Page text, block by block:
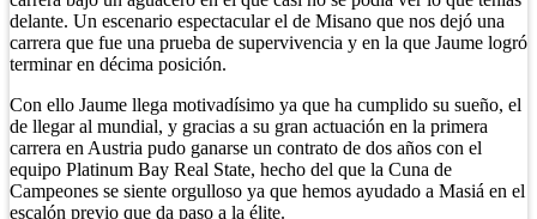
delante. Un escenario espectacular el de Misano que nos dejó una
carrera que fue una prueba de supervivencia y en la que Jaume logró
terminar en décima posición.
Con ello Jaume llega motivadísimo ya que ha cumplido su sueño, el
de llegar al mundial, y gracias a su gran actuación en la primera
carrera en Austria pudo ganarse un contrato de dos años con el
equipo Platinum Bay Real State, hecho del que la Cuna de
Campeones se siente orgulloso ya que hemos ayudado a Masiá en el
escalón previo que da paso a la élite.